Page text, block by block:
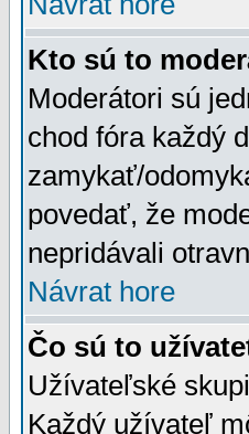
Kto sú to
Moderátori sú
chod fóra každý
zamykať/
povedať, že
nepridávali
Návrat hore
Čo sú to
Užívateľské
Každý užívateľ